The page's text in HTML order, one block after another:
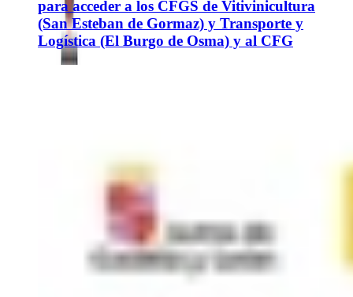
para acceder a los CFGS de Vitivinicultura
(San Esteban de Gormaz) y Transporte y
Logística (El Burgo de Osma) y al CFG